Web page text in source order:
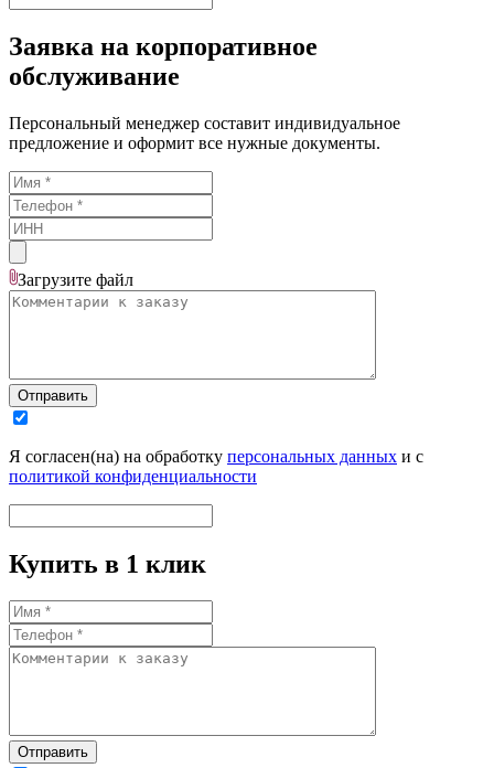
Заявка на корпоративное
обслуживание
Персональный менеджер составит индивидуальное
предложение и оформит все нужные документы.
Загрузите файл
Отправить
Я согласен(на) на обработку персональных данных и с
политикой конфиденциальности
Купить в 1 клик
Отправить